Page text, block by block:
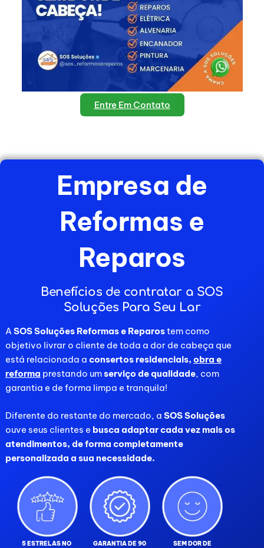
Entre Em Contato
Empresa de
Reformas e
Reparos
Benefícios de contratar a SOS
Soluções Para Seu Lar
A SOS Soluções Reformas e Reparostem como
objetivo livrar o cliente de toda a dor de cabeça que
está relacionada a consertos residenciais, obra e
reforma prestando umserviço de qualidade, com
garantia e de forma limpa e tranquila!
Diferente do restante do mercado, a SOS Soluções
ouve seus clientes e busca adaptar cada vez mais os
atendimentos, de forma completamente
personalizada a sua necessidade.
5 ESTRELAS NO
GARANTIA DE 90
SEM DOR DE